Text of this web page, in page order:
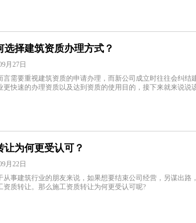
选择建筑资质办理方式？
月27日
言需要重视建筑资质的申请办理，而新公司成立时往往会纠
更快速的办理资质以及达到资质的使用目的，接下来就来说说
让为何更受认可？
月22日
从事建筑行业的朋友来说，如果想要结束公司经营，另谋出
资质转让。那么施工资质转让为何更受认可呢?